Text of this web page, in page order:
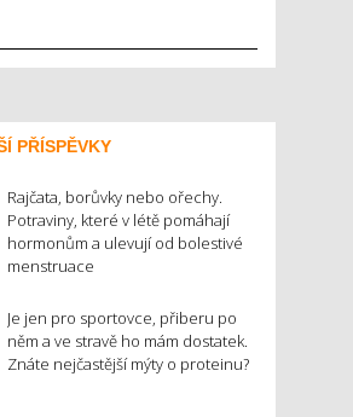
PŘÍSPĚVKY
Rajčata, borůvky nebo ořechy.
Potraviny, které v létě pomáhají
hormonům a ulevují od bolestivé
menstruace
Je jen pro sportovce, přiberu po
něm a ve stravě ho mám dostatek.
Znáte nejčastější mýty o proteinu?